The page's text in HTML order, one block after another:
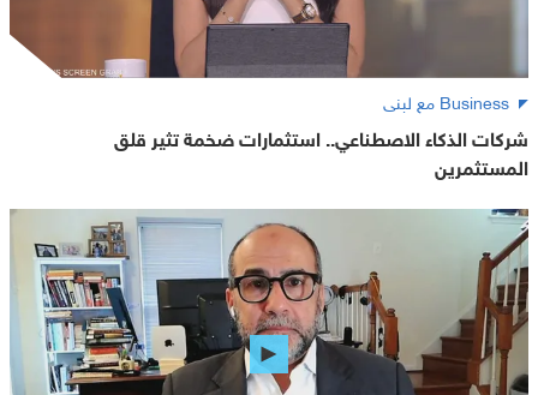
Business مع لبنى
شركات الذكاء الاصطناعي.. استثمارات ضخمة تثير قلق
المستثمرين